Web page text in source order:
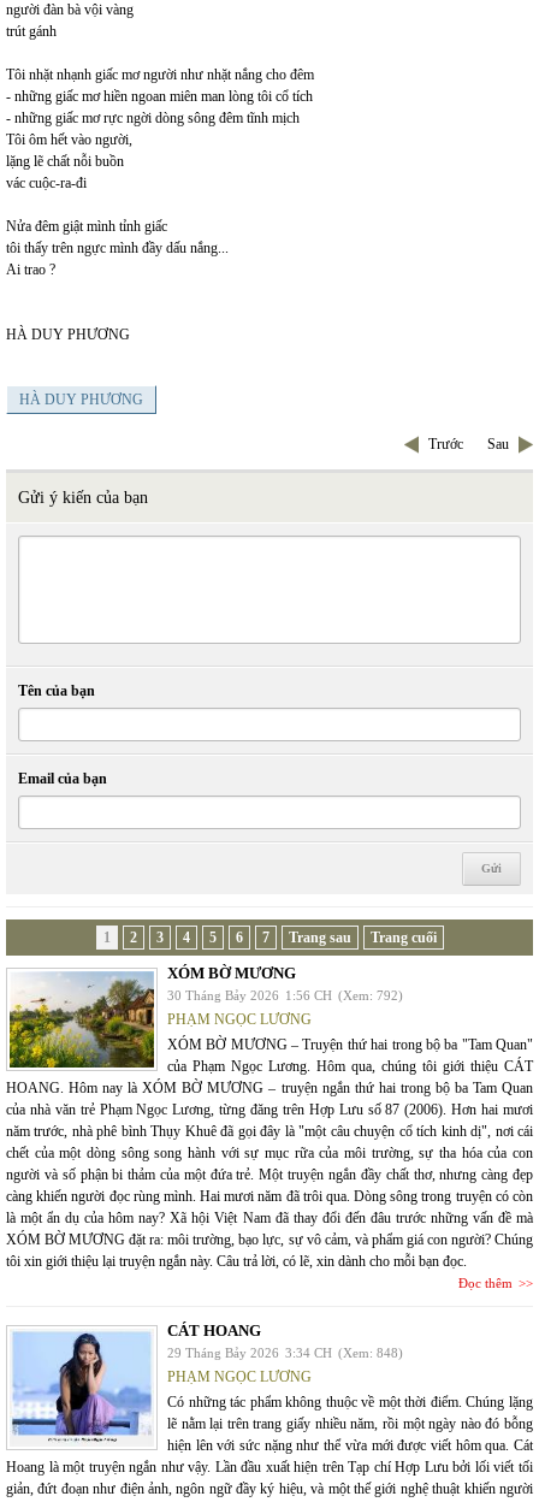
người đàn bà vội vàng
trút gánh
Tôi nhặt nhạnh giấc mơ người như nhặt nắng cho đêm
- những giấc mơ hiền ngoan miên man lòng tôi cổ tích
- những giấc mơ rực ngời dòng sông đêm tĩnh mịch
Tôi ôm hết vào người,
lặng lẽ chất nỗi buồn
vác cuộc-ra-đi
Nửa đêm giật mình tỉnh giấc
tôi thấy trên ngực mình đầy dấu nắng...
Ai trao ?
HÀ DUY PHƯƠNG
HÀ DUY PHƯƠNG
Trước Sau
Gửi ý kiến của bạn
Tên của bạn
Email của bạn
1 2 3 4 5 6 7 Trang sau Trang cuối
XÓM BỜ MƯƠNG
30 Tháng Bảy 2026 1:56 CH (Xem: 792)
PHẠM NGỌC LƯƠNG
XÓM BỜ MƯƠNG – Truyện thứ hai trong bộ ba "Tam Quan"
của Phạm Ngọc Lương. Hôm qua, chúng tôi giới thiệu CÁT
HOANG. Hôm nay là XÓM BỜ MƯƠNG – truyện ngắn thứ hai trong bộ ba Tam Quan
của nhà văn trẻ Phạm Ngọc Lương, từng đăng trên Hợp Lưu số 87 (2006). Hơn hai mươi
năm trước, nhà phê bình Thụy Khuê đã gọi đây là "một câu chuyện cổ tích kinh dị", nơi cái
chết của một dòng sông song hành với sự mục rữa của môi trường, sự tha hóa của con
người và số phận bi thảm của một đứa trẻ. Một truyện ngắn đầy chất thơ, nhưng càng đẹp
càng khiến người đọc rùng mình. Hai mươi năm đã trôi qua. Dòng sông trong truyện có còn
là một ẩn dụ của hôm nay? Xã hội Việt Nam đã thay đổi đến đâu trước những vấn đề mà
XÓM BỜ MƯƠNG đặt ra: môi trường, bạo lực, sự vô cảm, và phẩm giá con người? Chúng
tôi xin giới thiệu lại truyện ngắn này. Câu trả lời, có lẽ, xin dành cho mỗi bạn đọc.
Đọc thêm
CÁT HOANG
29 Tháng Bảy 2026 3:34 CH (Xem: 848)
PHẠM NGỌC LƯƠNG
Có những tác phẩm không thuộc về một thời điểm. Chúng lặng
lẽ nằm lại trên trang giấy nhiều năm, rồi một ngày nào đó bỗng
hiện lên với sức nặng như thể vừa mới được viết hôm qua. Cát
Hoang là một truyện ngắn như vậy. Lần đầu xuất hiện trên Tạp chí Hợp Lưu bởi lối viết tối
giản, đứt đoạn như điện ảnh, ngôn ngữ đầy ký hiệu, và một thế giới nghệ thuật khiến người